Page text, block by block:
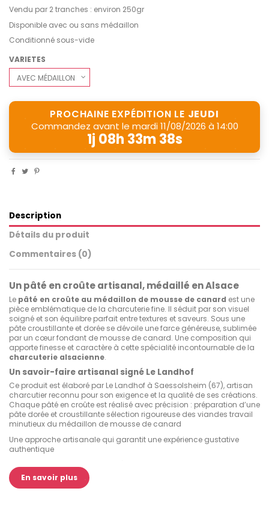
Vendu par 2 tranches : environ 250gr
Disponible avec ou sans médaillon
Conditionné sous-vide
VARIETES
PROCHAINE EXPÉDITION LE JEUDI
Commandez avant le mardi 11/08/2026 à 14:00
1j 08h 33m 37s
Description
Détails du produit
Commentaires (0)
Un pâté en croûte artisanal, médaillé en Alsace
Le pâté en croûte au médaillon de mousse de canard est une
pièce emblématique de la charcuterie fine. Il séduit par son visuel
soigné et son équilibre parfait entre textures et saveurs. Sous une
pâte croustillante et dorée se dévoile une farce généreuse, sublimée
par un cœur fondant de mousse de canard. Une composition qui
apporte finesse et caractère à cette spécialité incontournable de la
charcuterie alsacienne.
Un savoir-faire artisanal signé Le Landhof
Ce produit est élaboré par Le Landhof à Saessolsheim (67), artisan
charcutier reconnu pour son exigence et la qualité de ses créations.
Chaque pâté en croûte est réalisé avec précision : préparation d’une
pâte dorée et croustillante sélection rigoureuse des viandes travail
minutieux du médaillon de mousse de canard
Une approche artisanale qui garantit une expérience gustative
authentique
Commandez votre pâté en croûte en ligne
Envie d’une spécialité élégante et gourmande chez
Charcutier? Ajoutez dès maintenant le pâté en croûte au
En savoir plus